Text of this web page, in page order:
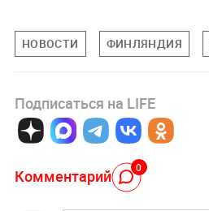
НОВОСТИ ФИНЛЯНДИЯ
Подписаться на LIFE
Комментарий 0